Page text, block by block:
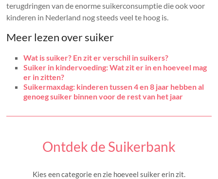
terugdringen van de enorme suikerconsumptie die ook voor
kinderen in Nederland nog steeds veel te hoog is.
Meer lezen over suiker
Wat is suiker? En zit er verschil in suikers?
Suiker in kindervoeding: Wat zit er in en hoeveel mag
er in zitten?
Suikermaxdag: kinderen tussen 4 en 8 jaar hebben al
genoeg suiker binnen voor de rest van het jaar
Ontdek de Suikerbank
Kies een categorie en zie hoeveel suiker erin zit.